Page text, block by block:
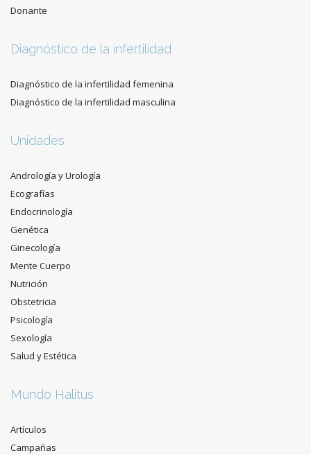
Donante
Diagnóstico de la infertilidad
Diagnóstico de la infertilidad femenina
Diagnóstico de la infertilidad masculina
Unidades
Andrología y Urología
Ecografías
Endocrinología
Genética
Ginecología
Mente Cuerpo
Nutrición
Obstetricia
Psicología
Sexología
Salud y Estética
Mundo Halitus
Artículos
Campañas